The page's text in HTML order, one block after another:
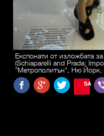
Експонати от изложбата
(Schiaparelli and Prada:
"Метрополитън", Ню Йорк,
SAVE